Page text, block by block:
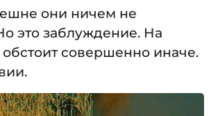
они ничем не
это заблуждение. На
обстоит совершенно иначе.